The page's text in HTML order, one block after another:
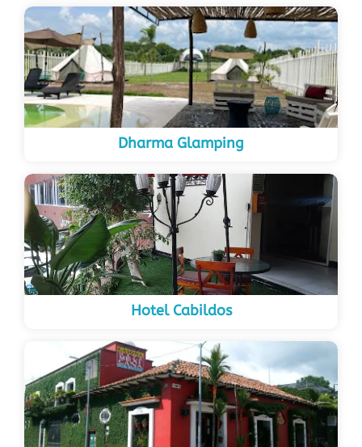
Dharma Glamping
Hotel Cabildos